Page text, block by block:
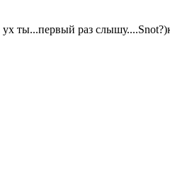
ух ты...первый раз